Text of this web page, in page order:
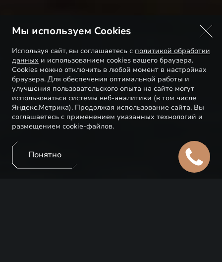
Мы используем Cookies
Используя сайт, вы соглашаетесь с политикой обработки
данных и использованием cookies вашего браузера.
Cookies можно отключить в любой момент в настройках
браузера. Для обеспечения оптимальной работы и
улучшения пользовательского опыта на сайте могут
использоваться системы веб-аналитики (в том числе
Яндекс.Метрика). Продолжая использование сайта, Вы
соглашаетесь с применением указанных технологий и
размещением cookie-файлов.
Понятно